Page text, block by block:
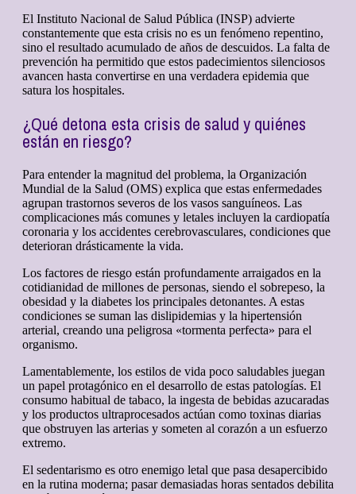
El Instituto Nacional de Salud Pública (INSP) advierte
constantemente que esta crisis no es un fenómeno repentino,
sino el resultado acumulado de años de descuidos. La falta de
prevención ha permitido que estos padecimientos silenciosos
avancen hasta convertirse en una verdadera epidemia que
satura los hospitales.
¿Qué detona esta crisis de salud y quiénes
están en riesgo?
Para entender la magnitud del problema, la Organización
Mundial de la Salud (OMS) explica que estas enfermedades
agrupan trastornos severos de los vasos sanguíneos. Las
complicaciones más comunes y letales incluyen la cardiopatía
coronaria y los accidentes cerebrovasculares, condiciones que
deterioran drásticamente la vida.
Los factores de riesgo están profundamente arraigados en la
cotidianidad de millones de personas, siendo el sobrepeso, la
obesidad y la diabetes los principales detonantes. A estas
condiciones se suman las dislipidemias y la hipertensión
arterial, creando una peligrosa «tormenta perfecta» para el
organismo.
Lamentablemente, los estilos de vida poco saludables juegan
un papel protagónico en el desarrollo de estas patologías. El
consumo habitual de tabaco, la ingesta de bebidas azucaradas
y los productos ultraprocesados actúan como toxinas diarias
que obstruyen las arterias y someten al corazón a un esfuerzo
extremo.
El sedentarismo es otro enemigo letal que pasa desapercibido
en la rutina moderna; pasar demasiadas horas sentados debilita